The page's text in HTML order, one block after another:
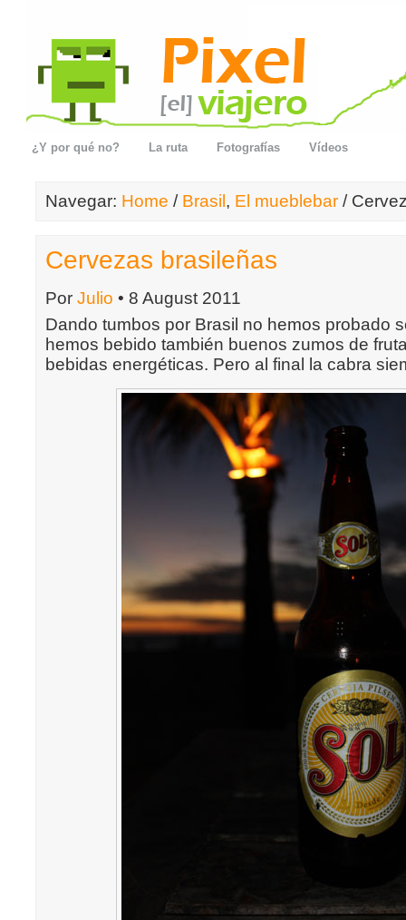
¿Y por qué no? La ruta Fotografías Vídeos
Navegar: Home / Brasil , El mueblebar /
Cervezas brasileñas
Por Julio • 8 August 2011
Dando tumbos por Brasil no hemos probado
hemos bebido también buenos zumos de
bebidas energéticas. Pero al final la cabra